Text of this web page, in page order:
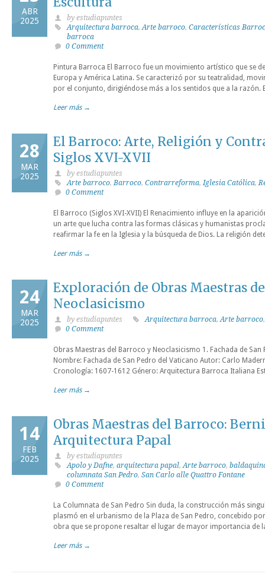
ABR
2025
by estudiapuntes
Arquitectura barroca,Arte barroco, Características
barroca
0 Comment
Pintura Barroca El Barroco fue un movimiento artístico que se
Europa y América Latina. Se caracterizó por su teatralidad,
por el conjunto, dirigiéndose más a los sentidos que a la razón.
Leer más →
28
MAR
2025
El Barroco: Arte, Religión y
Siglos XVI-XVII
by estudiapuntes
Arte barroco,Barroco, Contrarreforma,Iglesia Católica,
0 Comment
El Barroco (Siglos XVI-XVII) El Renacimiento influye en la
un arte que lucha contra las formas clásicas y humanistas
reafirmar la fe en la Iglesia y la búsqueda de Dios. La religión
Leer más →
24
MAR
2025
Exploración de Obras Maestras
Neoclasicismo
by estudiapuntes Arquitectura barroca,Arte barroco
0 Comment
Obras Maestras del Barroco y Neoclasicismo 1. Fachada de
Nombre: Fachada de San Pedro del Vaticano Autor: Carlo
Cronología: 1607-1612 Género: Arquitectura Barroca Italiana
Leer más →
14
FEB
2025
Obras Maestras del Barroco:
Arquitectura Papal
by estudiapuntes
Apolo y Dafne, arquitectura papal,Arte barroco,
columnata San Pedro, San Carlo alle Quattro Fontane
0 Comment
La Columnata de San Pedro Sin duda, la construcción más
plasmó en el urbanismo de la Plaza de San Pedro, concebido
obra que se propone resaltar el lugar de mayor importancia de
Leer más →